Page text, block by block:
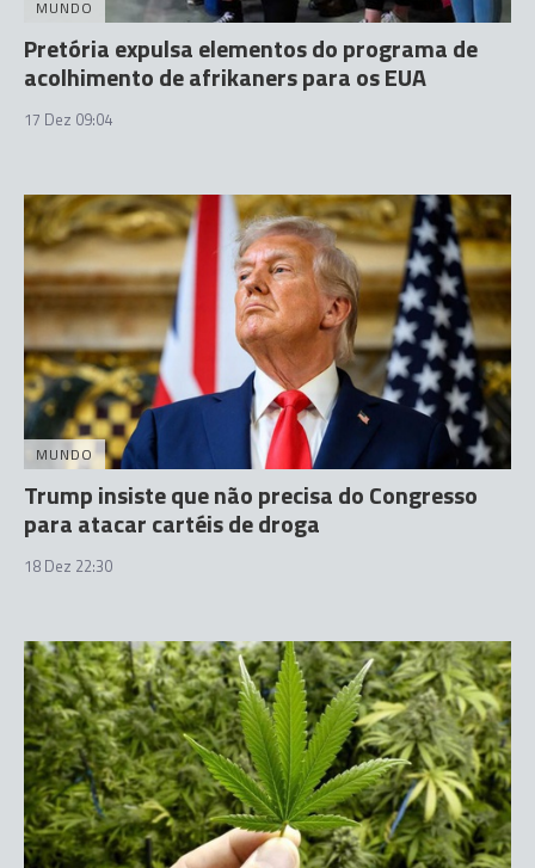
MUNDO
Pretória expulsa elementos do programa de
acolhimento de afrikaners para os EUA
17 Dez 09:04
MUNDO
Trump insiste que não precisa do Congresso
para atacar cartéis de droga
18 Dez 22:30